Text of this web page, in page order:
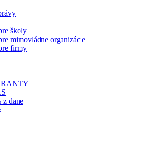
školy
mimovládne organizácie
firmy
z dane